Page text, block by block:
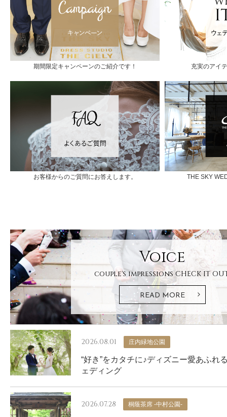
期間限定キャンペーンのご紹介です！ 充実のアイ
お客様からのご質問にお答えします。 THE SKY
Voice
couple's impressionsCHECK IT
READ MORE
2026.08.01 庄内緑地公園
“好き”をカタチに♪ディズニー愛あふれ
ェディング
2026.07.28 桐蔭茶席 -中村公園-